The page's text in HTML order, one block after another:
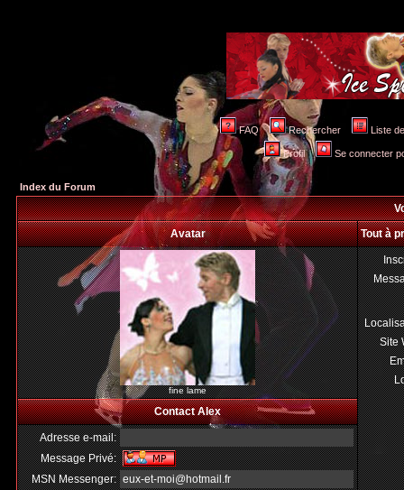
FAQ Rechercher Liste
Profil Se connecter
Index du Forum
Avatar
Tout à
fine lame
Site
Contact Alex
Adresse e-mail:
Message Privé:
MSN Messenger: eux-et-moi@hotmail.fr